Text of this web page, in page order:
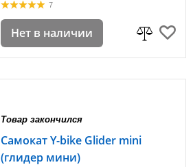
7
Нет в наличии
Товар закончился
Самокат Y-bike Glider mini
(глидер мини)